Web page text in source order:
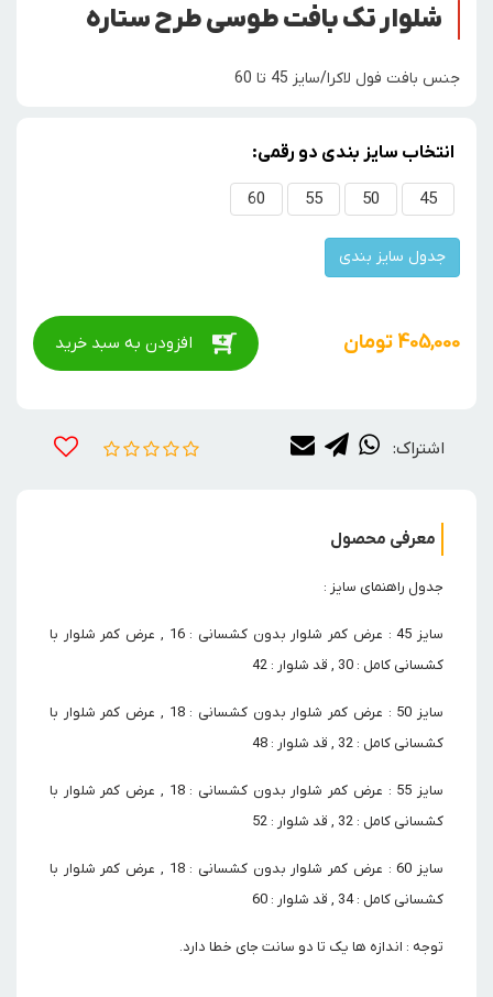
شلوار تک بافت طوسی طرح ستاره
جنس بافت فول لاکرا/سایز 45 تا 60
انتخاب سایز بندی دو رقمی:
45
50
55
60
جدول سایز بندی
405,000 تومان افزودن به سبد خرید
اشتراک:
معرفی محصول
جدول راهنمای سایز :
سایز 45 : عرض کمر شلوار بدون کشسانی : 16 , عرض کمر شلوار با
کشسانی کامل : 30 , قد شلوار : 42
سایز 50 : عرض کمر شلوار بدون کشسانی : 18 , عرض کمر شلوار با
کشسانی کامل : 32 , قد شلوار : 48
سایز 55 : عرض کمر شلوار بدون کشسانی : 18 , عرض کمر شلوار با
کشسانی کامل : 32 , قد شلوار : 52
سایز 60 : عرض کمر شلوار بدون کشسانی : 18 , عرض کمر شلوار با
کشسانی کامل : 34 , قد شلوار : 60
توجه : اندازه ها یک تا دو سانت جای خطا دارد.